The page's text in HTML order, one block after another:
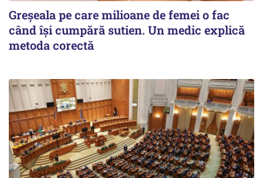
Greșeala pe care milioane de femei o fac
când își cumpără sutien. Un medic explică
metoda corectă